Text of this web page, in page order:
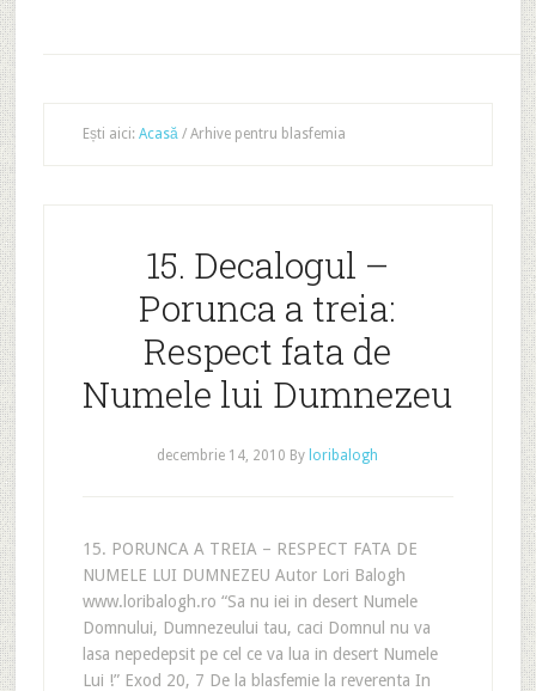
Ești aici: Acasă /Arhive pentru blasfemia
15. Decalogul –
Porunca a treia:
Respect fata de
Numele lui Dumnezeu
decembrie 14, 2010 By loribalogh
15. PORUNCA A TREIA – RESPECT FATA DE
NUMELE LUI DUMNEZEU Autor Lori Balogh
www.loribalogh.ro “Sa nu iei in desert Numele
Domnului, Dumnezeului tau, caci Domnul nu va
lasa nepedepsit pe cel ce va lua in desert Numele
Lui !” Exod 20, 7 De la blasfemie la reverenta In